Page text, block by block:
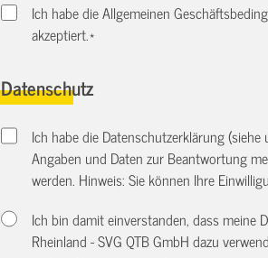
Ich habe die Allgemeinen
akzeptiert.*
Datenschutz
Ich habe die Datenschutzerklärung
Angaben und Daten zur Beantwortung
werden. Hinweis: Sie können Ihre
Ich bin damit einverstanden, dass meine
Rheinland - SVG QTB GmbH dazu